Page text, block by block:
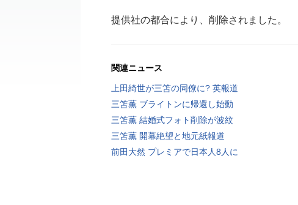
提供社の都合により、削除されました。
関連ニュース
上田綺世が三笘の同僚に? 英報道
三笘薫 ブライトンに帰還し始動
三笘薫 結婚式フォト削除が波紋
三笘薫 開幕絶望と地元紙報道
前田大然 プレミアで日本人8人に